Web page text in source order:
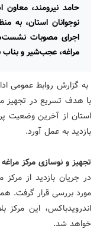
حامد نیرومند،
نوجوانان استان، به
اجرای مصوبات
مراغه، عجب‌شیر و بناب
به گزارش روابط عمومی
با هدف تسریع در تجهیز
استان از آخرین وضعیت
بازدید به عمل آورد.
تجهیز و نوسازی مرکز
در جریان بازدید از
مورد بررسی قرار گرفت.
اندرویدباکس، این مرکز
خواهد شد.